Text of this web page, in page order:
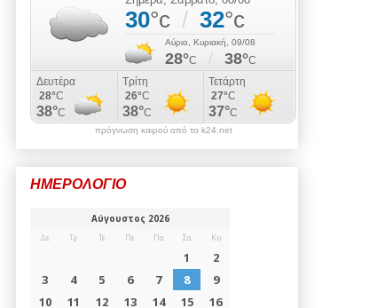
πρόγνωση καιρού από το k24.net
ΗΜΕΡΟΛΟΓΙΟ